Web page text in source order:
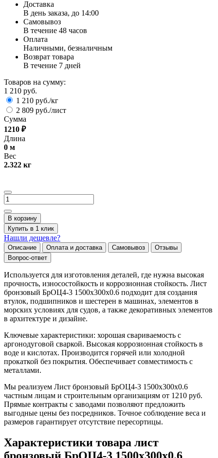
Доставка
В день заказа, до 14:00
Самовывоз
В течение 48 часов
Оплата
Наличными, безналичным
Возврат товара
В течение 7 дней
Товаров на сумму:
1 210 руб.
1 210 руб./кг
2 809 руб./лист
Сумма
1210 ₽
Длина
0 м
Вес
2.322 кг
В корзину
Купить в 1 клик
Нашли дешевле?
Описание Оплата и доставка Самовывоз
Отзывы
Вопрос-ответ
Используется для изготовления деталей, где нужна высокая
прочность, износостойкость и коррозионная стойкость. Лист
бронзовый БрОЦ4-3 1500х300х0.6 подходит для создания
втулок, подшипников и шестерен в машинах, элементов в
морских условиях для судов, а также декоративных элементов
в архитектуре и дизайне.
Ключевые характеристики: хорошая свариваемость с
аргонодуговой сваркой. Высокая коррозионная стойкость в
воде и кислотах. Производится горячей или холодной
прокаткой без покрытия. Обеспечивает совместимость с
металлами.
Мы реализуем Лист бронзовый БрОЦ4-3 1500х300х0.6
частным лицам и строительным организациям от 1210 руб.
Прямые контракты с заводами позволяют предложить
выгодные цены без посредников. Точное соблюдение веса и
размеров гарантирует отсутствие пересортицы.
Характеристики товара лист
бронзовый БрОЦ4-3 1500х300х0.6